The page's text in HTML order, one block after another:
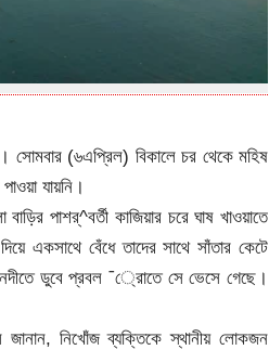
(৬এপ্রিল) বিকালে চর থেকে মহিষ
যায়নি।
পাশর্^বর্তী কাজিয়ার চরে ঘাষ খাওয়াতে
একসাথে বেঁধে তাদের সাথে সাঁতার কেটে
ডুবে প্রবল ¯্রােতে সে ভেসে গেছে।
জানান, নিখোঁজ ব্যক্তিকে স্থানীয় লোকজন